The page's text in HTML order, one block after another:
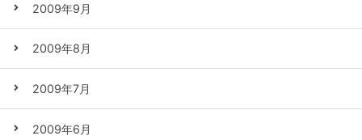
2009年9月
2009年8月
2009年7月
2009年6月